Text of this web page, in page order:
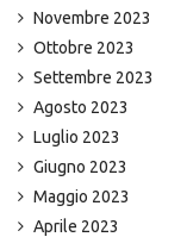
Novembre 2023
Ottobre 2023
Settembre 2023
Agosto 2023
Luglio 2023
Giugno 2023
Maggio 2023
Aprile 2023